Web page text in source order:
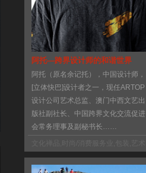
阿托—跨界设计师的和谐世界
阿托（原名余记托），中国设计师，
[立体快巴]设计者之一，现任ARTOP
设计公司艺术总监、澳门中西文艺出
版社副社长、中国跨界文化交流促进
会常务理事及副秘书长……
类出版,日志